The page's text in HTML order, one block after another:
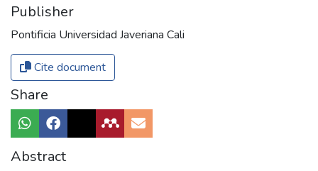
Publisher
Pontificia Universidad Javeriana Cali
Cite document
Share
Abstract